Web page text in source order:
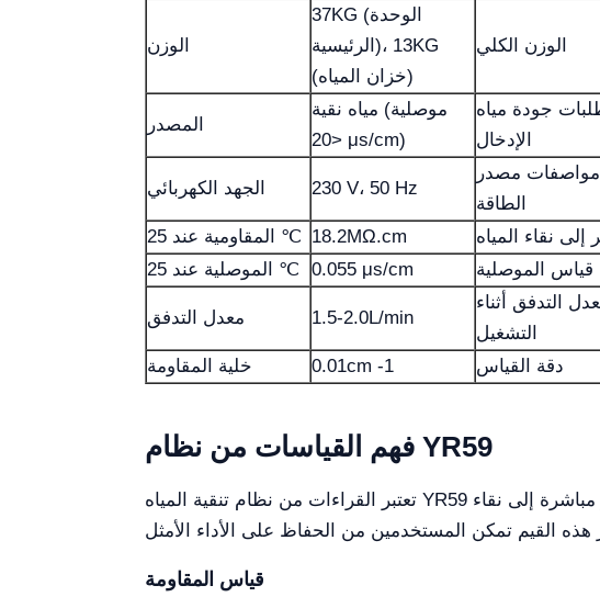
الوزن
37KG (الوحدة
الرئيسية)، 13KG
(خزان المياه)
الوزن الكلي
المصدر
مياه نقية (موصلية
<20 μs/cm)
جودة مياه
الإدخال
الجهد الكهربائي 230 V، 50 Hz
مواصفات مصدر
الطاقة
المقاومية عند 25 ℃ 18.2MΩ.cm
إلى نقاء المياه
الموصلية عند 25 ℃
0.055 μs/cm قياس الموصلية
معدل التدفق 1.5-2.0L/min
التدفق أثناء
التشغيل
خلية المقاومة
0.01cm -1 دقة القياس
فهم القياسات من نظام YR59
تعتبر القراءات من نظام تنقية المياه YR59 ضرورية لتقييم جودة المياه المنتجة. تشمل القياسات الرئيسية المقاومة والموصلية، والتي تشير مباشرة إلى نقاء
قياس المقاومة